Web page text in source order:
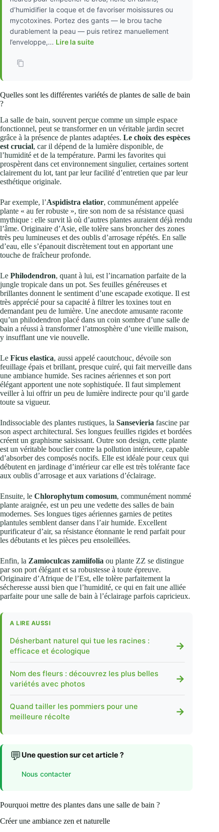
d’humidifier la coque et de favoriser moisissures ou
mycotoxines. Portez des gants — le brou tache
durablement la peau — puis retirez manuellement
l’enveloppe,... Lire la suite
Quelles sont les différentes variétés de plantes de salle de bain
?
La salle de bain, souvent perçue comme un simple espace
fonctionnel, peut se transformer en un véritable jardin secret
grâce à la présence de plantes adaptées. Le choix des espèces
est crucial, car il dépend de la lumière disponible, de
l’humidité et de la température. Parmi les favorites qui
prospèrent dans cet environnement singulier, certaines sortent
clairement du lot, tant par leur facilité d’entretien que par leur
esthétique originale.
Par exemple, l’Aspidistra elatior, communément appelée
plante « au fer robuste », tire son nom de sa résistance quasi
mythique : elle survit là où d’autres plantes auraient déjà rendu
l’âme. Originaire d’Asie, elle tolère sans broncher des zones
très peu lumineuses et des oublis d’arrosage répétés. En salle
d’eau, elle s’épanouit discrètement tout en apportant une
touche de fraîcheur profonde.
Le Philodendron, quant à lui, est l’incarnation parfaite de la
jungle tropicale dans un pot. Ses feuilles généreuses et
brillantes donnent le sentiment d’une escapade exotique. Il est
très apprécié pour sa capacité à filtrer les toxines tout en
demandant peu de lumière. Une anecdote amusante raconte
qu’un philodendron placé dans un coin sombre d’une salle de
bain a réussi à transformer l’atmosphère d’une vieille maison,
y insufflant une vie nouvelle.
Le Ficus elastica, aussi appelé caoutchouc, dévoile son
feuillage épais et brillant, presque cuiré, qui fait merveille dans
une ambiance humide. Ses racines aériennes et son port
élégant apportent une note sophistiquée. Il faut simplement
veiller à lui offrir un peu de lumière indirecte pour qu’il garde
toute sa vigueur.
Indissociable des plantes rustiques, la Sansevieria fascine par
son aspect architectural. Ses longues feuilles rigides et bordées
créent un graphisme saisissant. Outre son design, cette plante
est un véritable bouclier contre la pollution intérieure, capable
d’absorber des composés nocifs. Elle est idéale pour ceux qui
débutent en jardinage d’intérieur car elle est très tolérante face
aux oublis d’arrosage et aux variations d’éclairage.
Ensuite, le Chlorophytum comosum, communément nommé
plante araignée, est un peu une vedette des salles de bain
modernes. Ses longues tiges aériennes garnies de petites
plantules semblent danser dans l’air humide. Excellent
purificateur d’air, sa résistance étonnante le rend parfait pour
les débutants et les pièces peu ensoleillées.
Enfin, la Zamioculcas zamiifolia ou plante ZZ se distingue
par son port élégant et sa robustesse à toute épreuve.
Originaire d’Afrique de l’Est, elle tolère parfaitement la
sécheresse aussi bien que l’humidité, ce qui en fait une alliée
parfaite pour une salle de bain à l’éclairage parfois capricieux.
A LIRE AUSSI
Désherbant naturel qui tue les racines :
efficace et écologique
→
Nom des fleurs : découvrez les plus belles
variétés avec photos
→
Quand tailler les pommiers pour une
meilleure récolte
→
💬 Une question sur cet article ?
Nous contacter
Pourquoi mettre des plantes dans une salle de bain ?
Créer une ambiance zen et naturelle